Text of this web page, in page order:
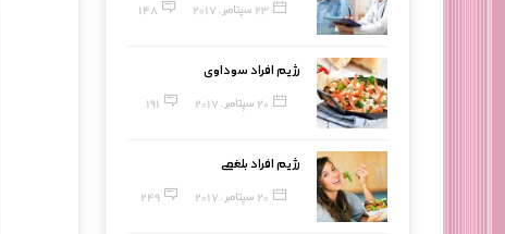
23 سپتامبر, 2017 148
رژیم افراد سوداوی
20 سپتامبر, 2017 191
رژیم افراد بلغمی
20 سپتامبر, 2017 249